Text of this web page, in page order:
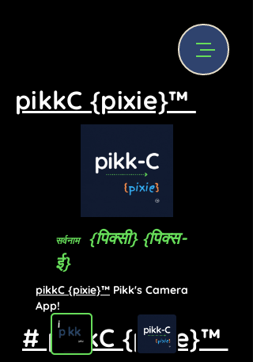
pikkC {pixie}™
pikkC {pixie}™ Pikk's Camera
App!
# pikkC {pixie}™
सर्वनाम
{पिक्सी} {पिक्स-
ई}